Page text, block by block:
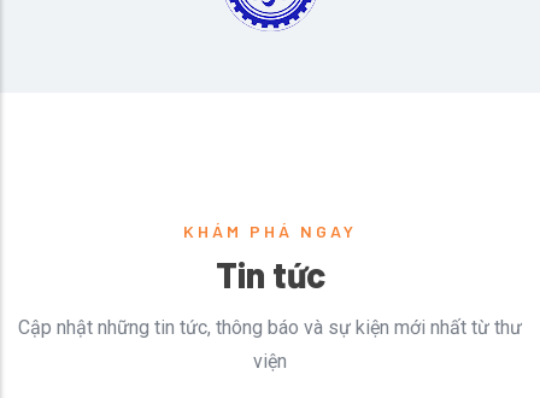
KHÁM PHÁ NGAY
Tin tức
Cập nhật những tin tức, thông báo và sự kiện mới nhất từ thư
viện